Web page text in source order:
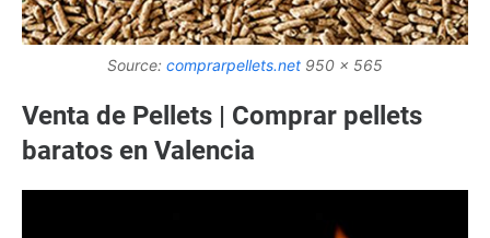
Source: comprarpellets.net 950 x 565
Venta de Pellets | Comprar pellets
baratos en Valencia